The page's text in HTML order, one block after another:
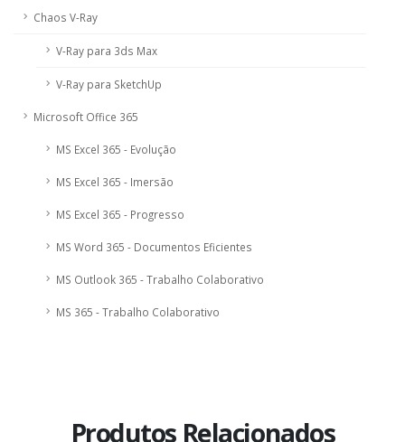
Chaos V-Ray
V-Ray para 3ds Max
V-Ray para SketchUp
Microsoft Office 365
MS Excel 365 - Evolução
MS Excel 365 - Imersão
MS Excel 365 - Progresso
MS Word 365 - Documentos Eficientes
MS Outlook 365 - Trabalho Colaborativo
MS 365 - Trabalho Colaborativo
Produtos Relacionados